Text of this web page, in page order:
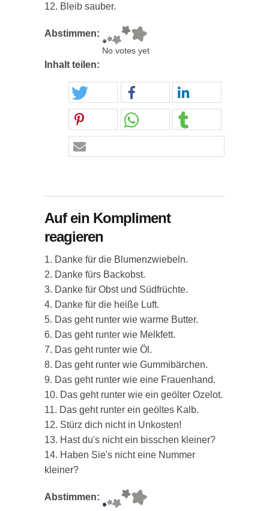
12. Bleib sauber.
Abstimmen:
No votes yet
Inhalt teilen:
Auf ein Kompliment
reagieren
1. Danke für die Blumenzwiebeln.
2. Danke fürs Backobst.
3. Danke für Obst und Südfrüchte.
4. Danke für die heiße Luft.
5. Das geht runter wie warme Butter.
6. Das geht runter wie Melkfett.
7. Das geht runter wie Öl.
8. Das geht runter wie Gummibärchen.
9. Das geht runter wie eine Frauenhand.
10. Das geht runter wie ein geölter Ozelot.
11. Das geht runter ein geöltes Kalb.
12. Stürz dich nicht in Unkosten!
13. Hast du's nicht ein bisschen kleiner?
14. Haben Sie's nicht eine Nummer
kleiner?
Abstimmen: